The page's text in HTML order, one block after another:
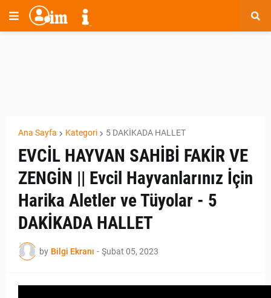
Ana Sayfa Kategori 5 DAKİKADA HALLET
EVCİL HAYVAN SAHİBİ FAKİR VE
ZENGİN || Evcil Hayvanlarınız İçin
Harika Aletler ve Tüyolar - 5
DAKİKADA HALLET
by Bilgi Ekranı - Şubat 05, 2023